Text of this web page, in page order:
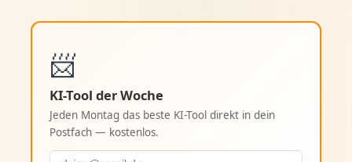
📨
KI-Tool der Woche
Jeden Montag das beste KI-Tool direkt in dein
Postfach — kostenlos.